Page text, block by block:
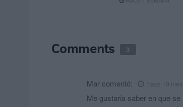
Comments 3
Mar comentó: hace 10
Me gustaria saber en que